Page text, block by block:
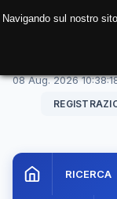
08 Aug. 2026
RICERCA
Navigando sul nostro